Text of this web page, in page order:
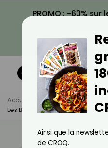
PROMO : -60%
VOIR
Accueil Actus
Alimentation
Les Bienfaits Du Café D'orge
Ainsi que la
de CROQ.